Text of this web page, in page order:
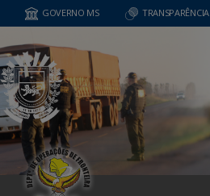
GOVERNO MS TRANSPARÊNCIA